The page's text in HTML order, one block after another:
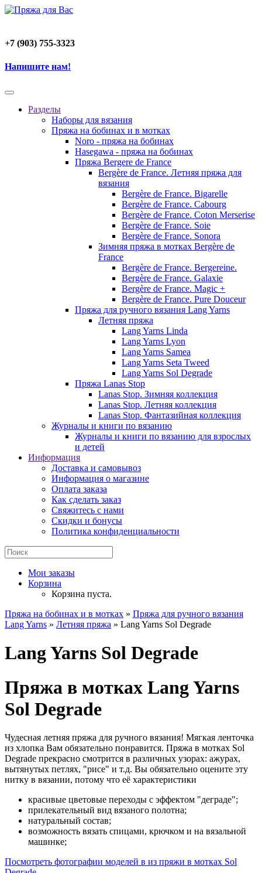
+7 (903) 755-3323
Напишите нам!
Разделы
Наборы для вязания
Пряжа на бобинах и в мотках
Noro - пряжа на бобинах
Hasegawa - пряжа на бобинах
Пряжа Bergere de France
Bergère de France. Летняя пряжа для
вязания
Bergère de France. Bigarelle
Bergère de France. Cabourg
Bergère de France. Coton Merserise
Bergère de France. Soie
Bergère de France. Sonora
Зимняя пряжа в мотках Bergère de
France
Bergère de France. Bergereine.
Bergère de France. Galaxie
Bergère de France. Magic +
Bergère de France. Pure Douceur
Пряжа для ручного вязания Lang Yarns
Летняя пряжа
Lang Yarns Linda
Lang Yarns Lyon
Lang Yarns Samea
Lang Yarns Seta Tweed
Lang Yarns Sol Degrade
Пряжа Lanas Stop
Lanas Stop. Зимняя коллекция
Lanas Stop. Летняя коллекция
Lanas Stop. Фантазийная коллекция
Журналы и книги по вязанию
Журналы и книги по вязанию для взрослых
и детей
Информация
Доставка и самовывоз
Информация о магазине
Оплата заказа
Как сделать заказ
Свяжитесь с нами
Скидки и бонусы
Политика конфиденциальности
Мои заказы
Корзина
Корзина пуста.
Пряжа на бобинах и в мотках » Пряжа для ручного вязания
Lang Yarns » Летняя пряжа » Lang Yarns Sol Degrade
Lang Yarns Sol Degrade
Пряжа в мотках Lang Yarns
Sol Degrade
Чудесная летняя пряжа для ручного вязания! Мягкая ленточка
из хлопка Вам обязательно понравится. Пряжа в мотках Sol
Degrade прекрасно смотрится в различных узорах: ажурах,
вытянутых петлях, "рисе" и т.д. Вы обязательно оцените эту
нитку в вязании, потому что её характеристики
красивые цветовые переходы с эффектом "деграде";
прилекательный вид вязаного полотна;
натуральный состав;
возможность вязать спицами, крючком и на вязальной
машинке;
Посмотреть фотографии моделей в из пряжи в мотках Sol